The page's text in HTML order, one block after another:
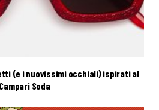
(e i nuovissimi occhiali) ispirati al
Campari Soda